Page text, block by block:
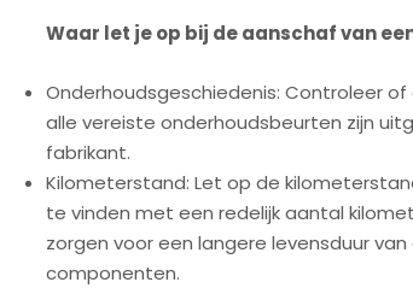
Waar let je op bij de aanschaf van
Onderhoudsgeschiedenis: Controleer
alle vereiste onderhoudsbeurten zijn
fabrikant.
Kilometerstand: Let op de
te vinden met een redelijk aantal
zorgen voor een langere levensduur
componenten.